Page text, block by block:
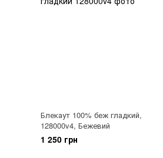
Блекаут 100% беж гладкий,
128000v4, Бежевий
1 250 грн